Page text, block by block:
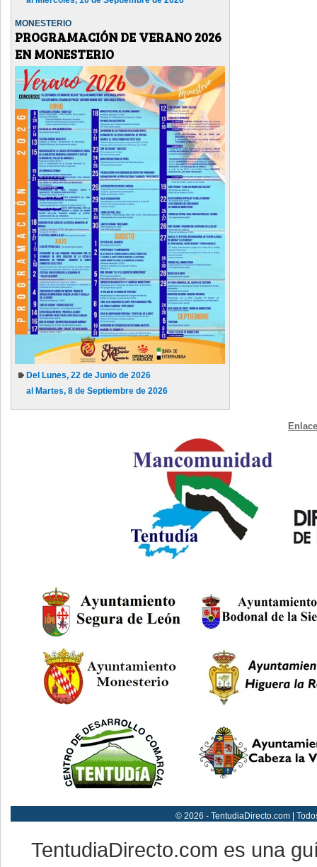
MONESTERIO
PROGRAMACIÓN DE VERANO 2026
EN MONESTERIO
Del Lunes, 22 de Junio de 2026
al Martes, 8 de Septiembre de 2026
© 2026 - TentudiaDirecto.com |
TentudiaDirecto.com es una